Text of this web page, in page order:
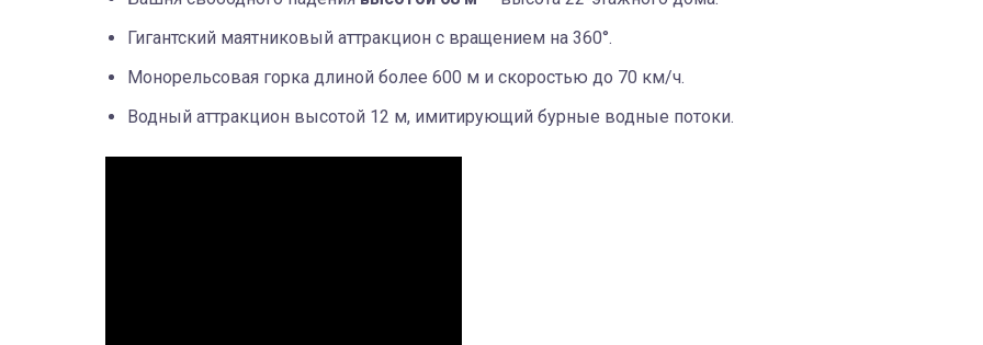
Гигантский маятниковый аттракцион с вращением на 360°.
Монорельсовая горка длиной более 600 м и скоростью до 70 км/ч.
Водный аттракцион высотой 12 м, имитирующий бурные водные потоки.